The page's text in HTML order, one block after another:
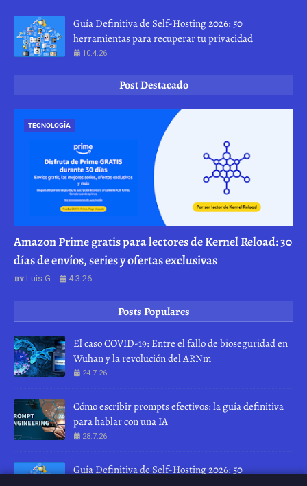
Guía Definitiva de Self-Hosting 2026: 50
herramientas para recuperar tu privacidad
10.4.26
Post Destacado
TECNOLOGÍA
Amazon Prime gratis para lectores de Kernel Reload: 30
días de envíos, series y ofertas exclusivas
Luis G. 4.3.26
Posts Populares
El caso COVID-19: Entre el fallo de bioseguridad en
Wuhan y la revolución del ARNm
24.7.26
Cómo escribir prompts efectivos: la guía definitiva
para hablar con una IA
28.7.26
Guía Definitiva de Self-Hosting 2026: 50